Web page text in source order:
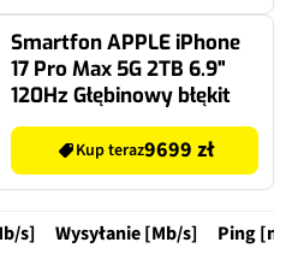
Smartfon APPLE iPhone
17 Pro Max 5G 2TB 6.9"
120Hz Głębinowy błękit
Kup teraz9699 zł
s] Wysyłanie [Mb/s]
Ping [ms]